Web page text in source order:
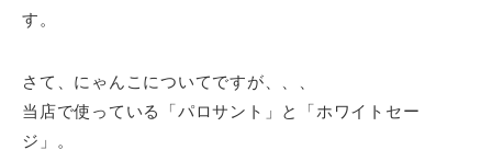
す。
さて、にゃんこについてですが、、、
当店で使っている「パロサント」と「ホワイトセー
ジ」。